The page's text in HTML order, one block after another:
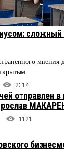
сложный
мнения
2314
отправлен
1121